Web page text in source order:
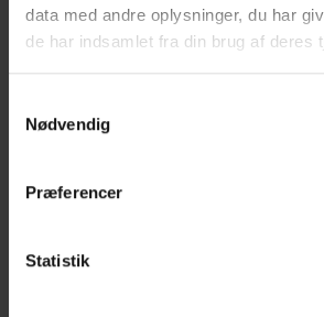
data med andre oplysninger, du har
de har indsamlet fra din brug af deres
Nødvendig
Præferencer
Statistik
Små skraldespande og store
mange små affaldsspande, så vi